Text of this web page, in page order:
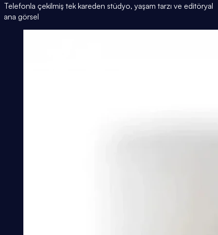
Telefonla çekilmiş tek kareden stüdyo, yaşam tarzı ve editöryal
ana görsel